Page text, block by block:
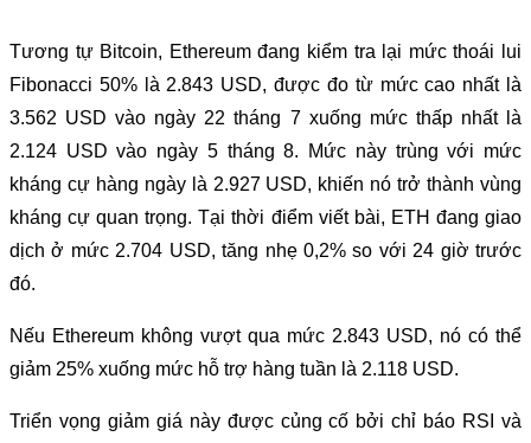
Tương tự Bitcoin, Ethereum đang kiểm tra lại mức thoái lui
Fibonacci 50% là 2.843 USD, được đo từ mức cao nhất là
3.562 USD vào ngày 22 tháng 7 xuống mức thấp nhất là
2.124 USD vào ngày 5 tháng 8. Mức này trùng với mức
kháng cự hàng ngày là 2.927 USD, khiến nó trở thành vùng
kháng cự quan trọng. Tại thời điểm viết bài, ETH đang giao
dịch ở mức 2.704 USD, tăng nhẹ 0,2% so với 24 giờ trước
đó.
Nếu Ethereum không vượt qua mức 2.843 USD, nó có thể
giảm 25% xuống mức hỗ trợ hàng tuần là 2.118 USD.
Triển vọng giảm giá này được củng cố bởi chỉ báo RSI và